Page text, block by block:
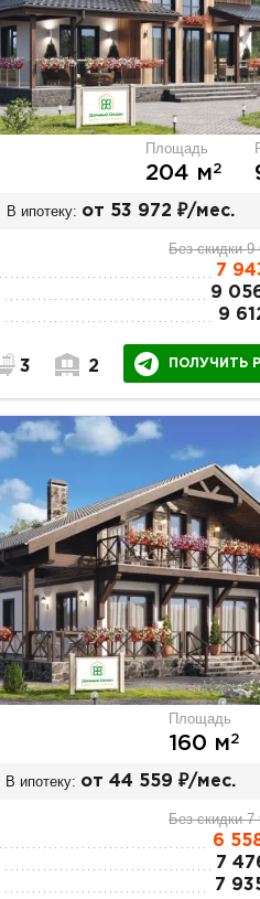
Площадь
204 м2
В ипотеку: от 53 972 ₽/мес.
Без скидки 9
7
9
9
3 2 ПОЛУЧИТЬ
Площадь
160 м2
В ипотеку: от 44 559 ₽/мес.
Без скидки 7
6
7
7